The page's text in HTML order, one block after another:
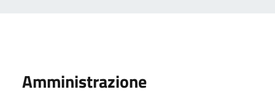
Amministrazione